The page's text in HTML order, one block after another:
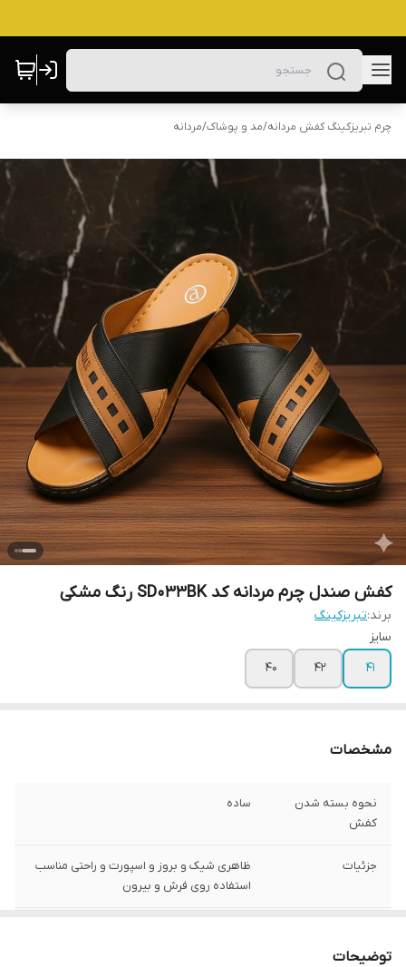
چرم تبریزکینگ کفش مردانه/مد و پوشاک/مردانه
کفش صندل چرم مردانه کد SD033BK رنگ مشکی
برند:تبریزکینگ
سایز
41
42
40
مشخصات
نحوه بسته شدن
کفش
ساده
جزئیات
ظاهری شیک و بروز و اسپورت و راحتی مناسب
استفاده روی فرش و بیرون
توضیحات